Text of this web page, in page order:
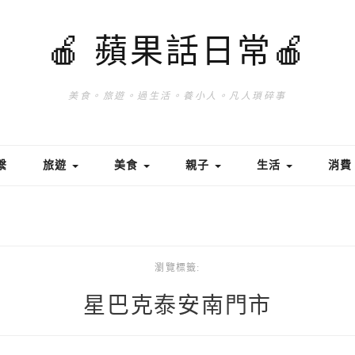
🍎 蘋果話日常🍎
美食。旅遊。過生活。養小人。凡人瑣碎事
旅遊 美食 親子 生活 消費
瀏覽標籤:
星巴克泰安南門市